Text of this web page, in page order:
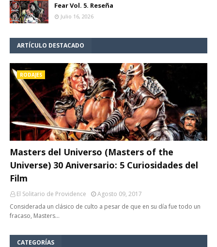
Fear Vol. 5. Reseña
Julio 16, 2026
ARTÍCULO DESTACADO
RODAJES
Masters del Universo (Masters of the
Universe) 30 Aniversario: 5 Curiosidades del
Film
El Solitario de Providence
Agosto 09, 2017
Considerada un clásico de culto a pesar de que en su día fue todo un
fracaso, Masters…
CATEGORÍAS